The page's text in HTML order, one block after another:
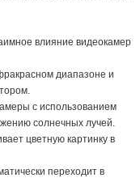
влияние видеокамер
диапазоне и
с использованием
солнечных лучей.
цветную картинку в
переходит в